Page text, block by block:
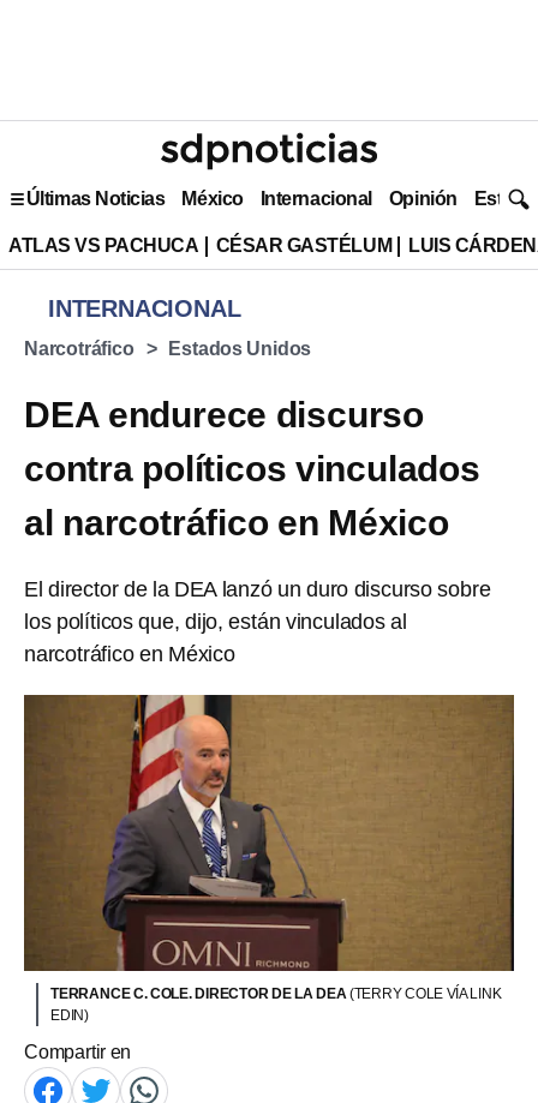
Últimas Noticias México Internacional Opinión Estilo
ATLAS VS PACHUCA CÉSAR GASTÉLUM LUIS
INTERNACIONAL
Narcotráfico Estados Unidos
DEA endurece discurso
contra políticos vinculados
al narcotráfico en México
El director de la DEA lanzó un duro discurso sobre
los políticos que, dijo, están vinculados al
narcotráfico en México
TERRANCE C. COLE. DIRECTOR DE LA DEA(TERRY COLE VÍA LINK
EDIN)
Compartir en